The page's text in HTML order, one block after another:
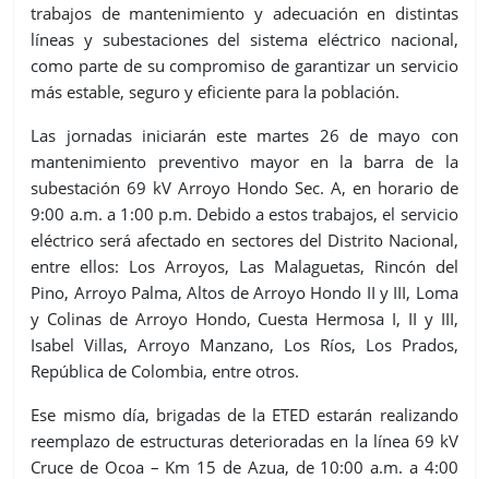
trabajos de mantenimiento y adecuación en distintas
líneas y subestaciones del sistema eléctrico nacional,
como parte de su compromiso de garantizar un servicio
más estable, seguro y eficiente para la población.
Las jornadas iniciarán este martes 26 de mayo con
mantenimiento preventivo mayor en la barra de la
subestación 69 kV Arroyo Hondo Sec. A, en horario de
9:00 a.m. a 1:00 p.m. Debido a estos trabajos, el servicio
eléctrico será afectado en sectores del Distrito Nacional,
entre ellos: Los Arroyos, Las Malaguetas, Rincón del
Pino, Arroyo Palma, Altos de Arroyo Hondo II y III, Loma
y Colinas de Arroyo Hondo, Cuesta Hermosa I, II y III,
Isabel Villas, Arroyo Manzano, Los Ríos, Los Prados,
República de Colombia, entre otros.
Ese mismo día, brigadas de la ETED estarán realizando
reemplazo de estructuras deterioradas en la línea 69 kV
Cruce de Ocoa – Km 15 de Azua, de 10:00 a.m. a 4:00